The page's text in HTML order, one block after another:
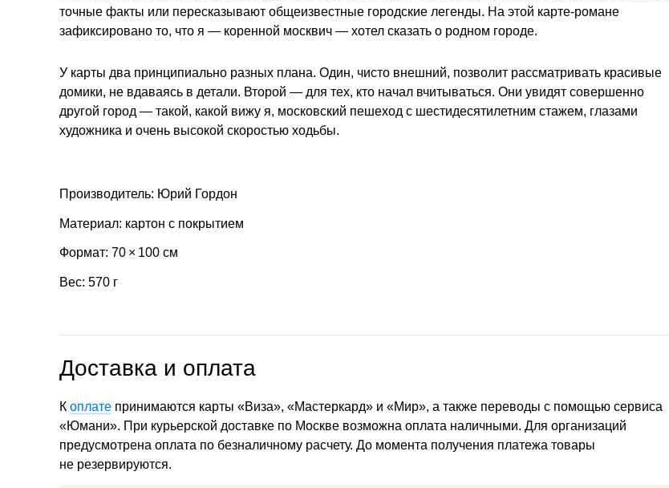
точные факты или пересказывают общеизвестные городские легенды. На этой карте-романе
зафиксировано то, что я — коренной москвич — хотел сказать о родном городе.
У карты два принципиально разных плана. Один, чисто внешний, позволит рассматривать красивые
домики, не вдаваясь в детали. Второй — для тех, кто начал вчитываться. Они увидят совершенно
другой город — такой, какой вижу я, московский пешеход с шестидесятилетним стажем, глазами
художника и очень высокой скоростью ходьбы.
Производитель: Юрий Гордон
Материал: картон с покрытием
Формат: 70 × 100 см
Вес: 570 г
Доставка и оплата
К оплате принимаются карты «Виза», «Мастеркард» и «Мир», а также переводы с помощью сервиса
«Юмани». При курьерской доставке по Москве возможна оплата наличными. Для организаций
предусмотрена оплата по безналичному расчету. До момента получения платежа товары
не резервируются.